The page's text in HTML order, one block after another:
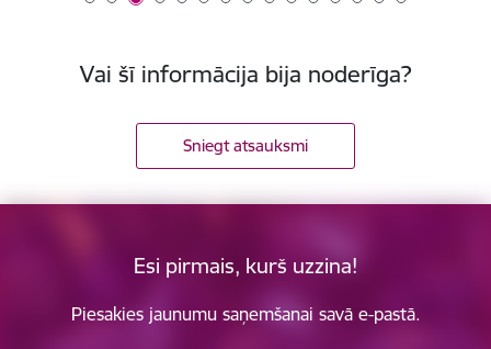
Vai šī informācija bija noderīga?
Sniegt atsauksmi
Esi pirmais, kurš uzzina!
Piesakies jaunumu saņemšanai savā e-pastā.